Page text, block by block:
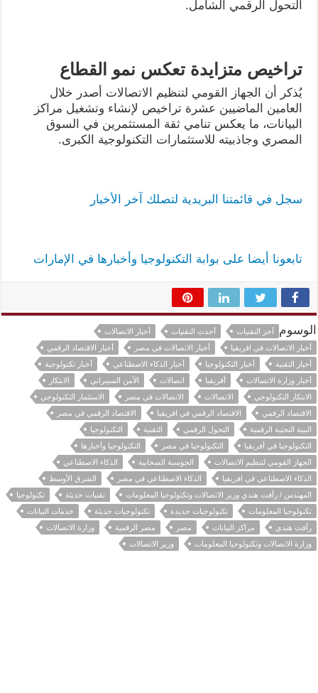
التحول الرقمي الشامل.
تراخيص متزايدة تعكس نمو القطاع
يُذكر أن الجهاز القومي لتنظيم الاتصالات أصدر خلال
العامين الماضيين عشرة تراخيص لإنشاء وتشغيل مراكز
البيانات، ما يعكس تنامي ثقة المستثمرين في السوق
المصري وجاذبيته للاستثمارات التكنولوجية الكبرى.
سجل في قائمتنا البريدية لتصلك آخر الأخبار
تابعونا أيضا على بوابة التكنولوجيا وأخبارها في الإمارات
الوسوم آخر التقنيات أحدث التقنيات
أخبار الاتصالات
أخبار الاتصالات في افريقيا
أخبار الاتصالات في مصر
أخبار الاقتصاد الرقمي
أخبار التقنية
أخبار التكنولوجيا أخبار الذكاء الاصطناعي
أخبار تكنولوجية
أخبار وزارة الاتصالات
أفريقيا اتصالات الأمن السيبراني
الابتكار
الابتكار التكنولوجي
الاتصالات الاتصالات في مصر
الاستثمار التكنولوجي
الاقتصاد الرقمي
الاقتصاد الرقمي في افريقيا
الاقتصاد الرقمي في مصر
البنية التحتية الرقمية
التحول الرقمي التقنية
التكنولوجيا
التكنولوجيا في أفريقيا
التكنولوجيا في مصر
التكنولوجيا وأخبارها
الجهاز القومي لتنظيم الاتصالات
الحوسبة السحابية
الذكاء الاصطناعي
الذكاء الاصطناعي في افريقيا
الذكاء الاصطناعي في مصر
الشرق الأوسط
المهندس / رأفت هندي وزير الاتصالات وتكنولوجيا المعلومات
تقنيات حديثة
تكنولوجيا
تكنولوجيا المعلومات
تكنولوجيات جديدة تكنولوجيات حديثة
خدمات البيانات
رأفت هندي
مراكز البيانات مصر مصر الرقمية
وزارة الاتصالات
وزارة الاتصالات وتكنولوجيا المعلومات
وزير الاتصالات